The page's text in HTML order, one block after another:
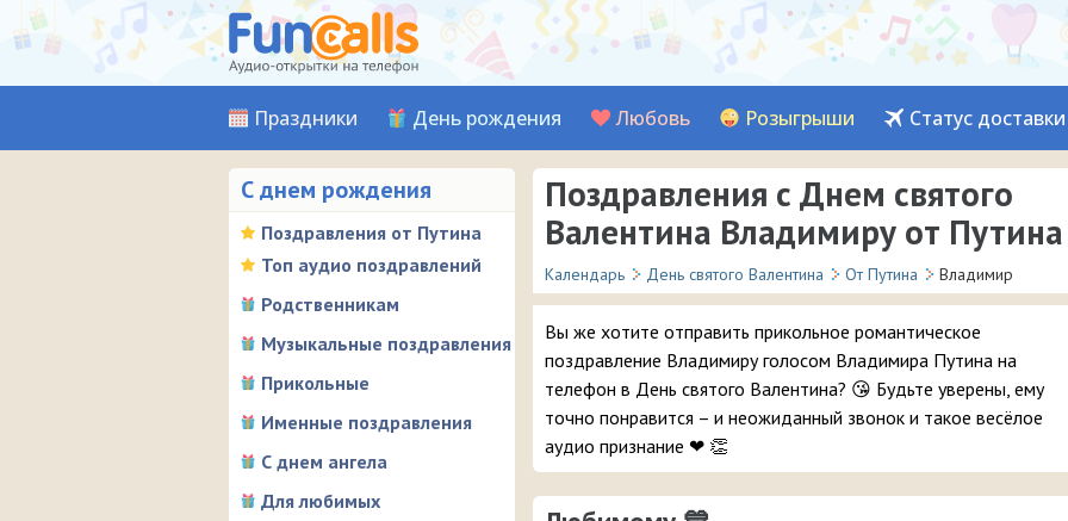
Праздники День рождения Любовь Розыгрыши Статус доставки
С днем рождения
Поздравления от Путина
Топ аудио поздравлений
Родственникам
Музыкальные поздравления
Прикольные
Именные поздравления
С днем ангела
Для любимых
Поздравления с Днем святого
Валентина Владимиру от Путина
Календарь День святого Валентина От Путина Владимир
Вы же хотите отправить прикольное романтическое
поздравление Владимиру голосом Владимира Путина на
телефон в День святого Валентина? 😘 Будьте уверены, ему
точно понравится – и неожиданный звонок и такое весёлое
аудио признание ❤ 👏